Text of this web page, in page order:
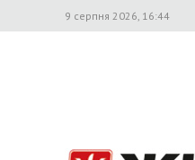
9 серпня 2026, 16:44